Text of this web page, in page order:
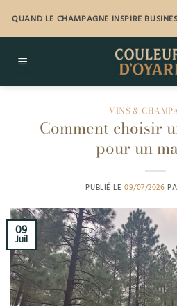
contenu
QUAND LE CHAMPAGNE INSPIRE
VINS &
Comment choisir
pour un
PUBLIÉ LE 09/07/2026
09
Juil